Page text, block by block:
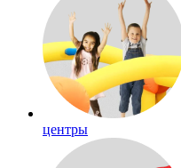
центры